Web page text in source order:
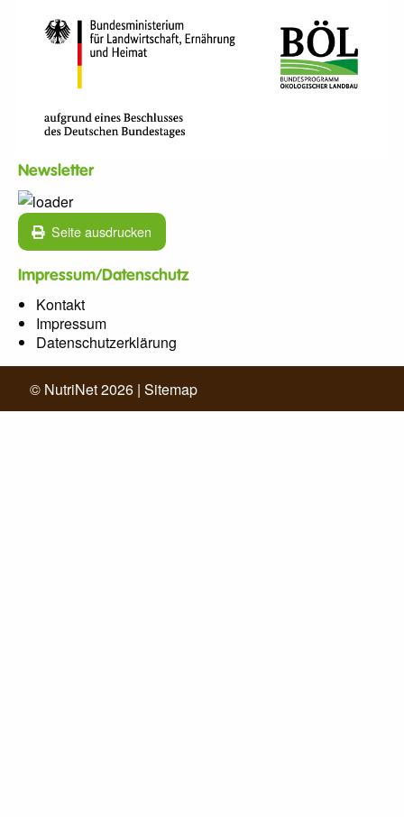
Newsletter
Seite ausdrucken
Impressum/Datenschutz
Kontakt
Impressum
Datenschutzerklärung
© NutriNet2026 | Sitemap